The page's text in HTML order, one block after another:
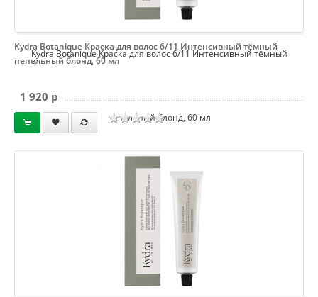
Kydra Botanique Краска для волос 6/11 Интенсивный тёмный
пепельный блонд, 60 мл
Kydra Botanique Краска для волос 6/11 Интенсивный тёмный
пепельный блонд, 60 мл
1 920 p